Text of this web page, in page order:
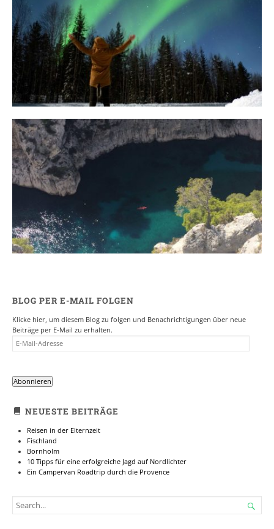
10 Tipps für eine erfolgreiche Jagd
auf Nordlichter
31. JANUAR 2018
Ein Campervan Roadtrip durch die
BLOG PER E-MAIL FOLGEN
Klicke hier, um diesem Blog zu folgen und Benachrichtigungen über neue
Beiträge per E-Mail zu erhalten.
E-
MAIL-
Abonnieren
NEUESTE BEITRÄGE
Reisen in der Elternzeit
Fischland
Bornholm
10 Tipps für eine erfolgreiche Jagd auf Nordlichter
Ein Campervan Roadtrip durch die Provence
SEARCH
FOR...
